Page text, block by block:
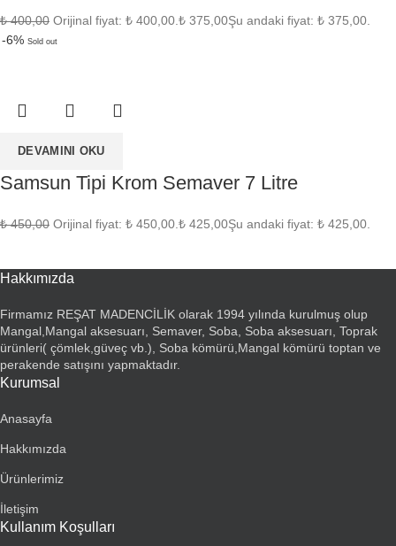
₺400,00 Orijinal fiyat: ₺ 400,00. ₺ 375,00Şu andaki fiyat: ₺ 375,00.
-6% Sold out
DEVAMINI OKU
Samsun Tipi Krom Semaver 7 Litre
₺450,00 Orijinal fiyat: ₺ 450,00. ₺ 425,00Şu andaki fiyat: ₺ 425,00.
Hakkımızda
Firmamız REŞAT MADENCİLİK olarak 1994 yılında kurulmuş olup
Mangal,Mangal aksesuarı, Semaver, Soba, Soba aksesuarı, Toprak
ürünleri( çömlek,güveç vb.), Soba kömürü,Mangal kömürü toptan ve
perakende satışını yapmaktadır.
Kurumsal
Anasayfa
Hakkımızda
Ürünlerimiz
İletişim
Kullanım Koşulları